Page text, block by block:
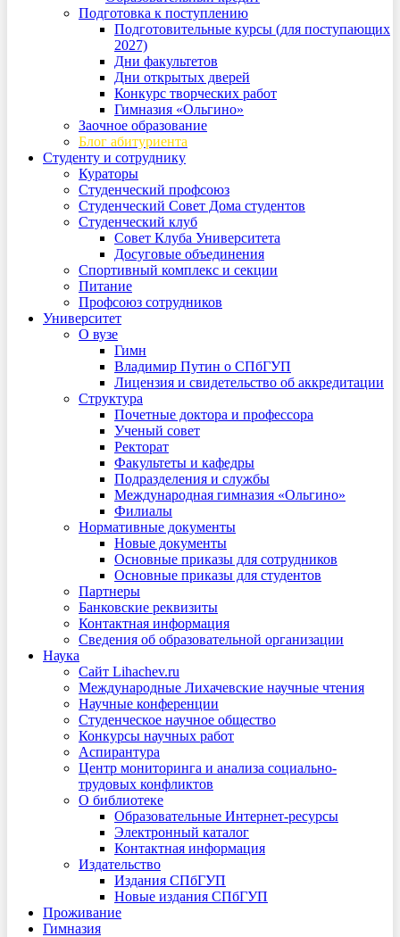
Подготовка к поступлению
Подготовительные курсы (для поступающих
2027)
Дни факультетов
Дни открытых дверей
Конкурс творческих работ
Гимназия «Ольгино»
Заочное образование
Блог абитуриента
Студенту и сотруднику
Кураторы
Студенческий профсоюз
Студенческий Совет Дома студентов
Студенческий клуб
Совет Клуба Университета
Досуговые объединения
Спортивный комплекс и секции
Питание
Профсоюз сотрудников
Университет
О вузе
Гимн
Владимир Путин о СПбГУП
Лицензия и свидетельство об аккредитации
Структура
Почетные доктора и профессора
Ученый совет
Ректорат
Факультеты и кафедры
Подразделения и службы
Международная гимназия «Ольгино»
Филиалы
Нормативные документы
Новые документы
Основные приказы для сотрудников
Основные приказы для студентов
Партнеры
Банковские реквизиты
Контактная информация
Сведения об образовательной организации
Наука
Сайт Lihachev.ru
Международные Лихачевские научные чтения
Научные конференции
Студенческое научное общество
Конкурсы научных работ
Аспирантура
Центр мониторинга и анализа социально-
трудовых конфликтов
О библиотеке
Образовательные Интернет-ресурсы
Электронный каталог
Контактная информация
Издательство
Издания СПбГУП
Новые издания СПбГУП
Проживание
Гимназия